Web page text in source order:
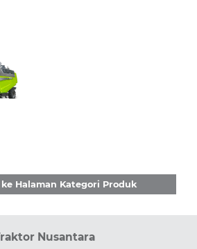
Halaman Kategori Produk
Nusantara